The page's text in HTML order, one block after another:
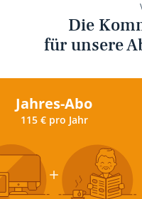
Die
für unsere
Jahres-Abo
115 € pro Jahr